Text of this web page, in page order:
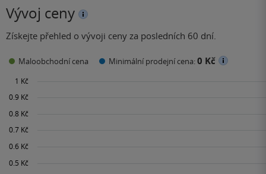
Vývoj ceny
Získejte přehled o vývoji ceny za posledních 60 dní.
Maloobchodní cena Minimální prodejní cena:0 Kč